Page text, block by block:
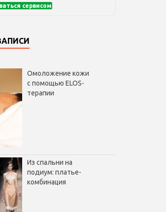
сервисом
Омоложение кожи
с помощью ELOS-
терапии
Из спальни на
подиум: платье-
комбинация